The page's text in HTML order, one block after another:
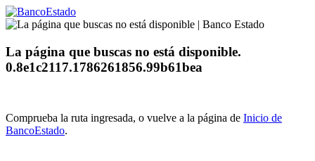
La página que buscas no está disponible.
0.8e1c2117.1786261856.99b61bea
Comprueba la ruta ingresada, o vuelve a la página de Inicio de
BancoEstado.